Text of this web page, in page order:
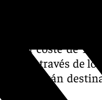
horas y entre
un coste de
y a través de
serán